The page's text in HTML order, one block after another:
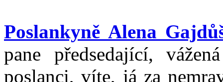
Poslankyně Alena
pane předsedající,
poslanci, víte, já za